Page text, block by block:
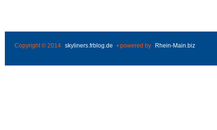
Copyright © 2014 skyliners.frblog.de • powered by Rhein-Main.biz